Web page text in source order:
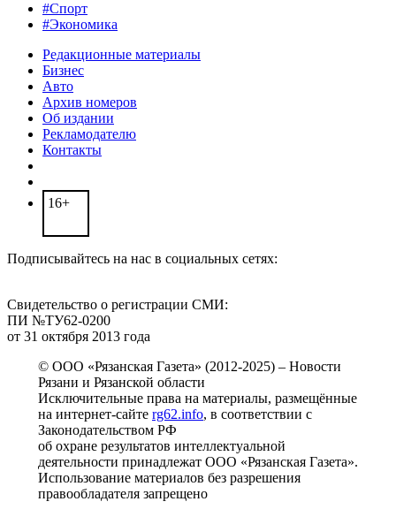
#Спорт
#Экономика
Редакционные материалы
Бизнес
Авто
Архив номеров
Об издании
Рекламодателю
Контакты
16+
Подписывайтесь на нас в социальных сетях:
Свидетельство о регистрации СМИ:
ПИ №ТУ62-0200
от 31 октября 2013 года
© ООО «Рязанская Газета» (2012-2025) – Новости
Рязани и Рязанской области
Исключительные права на материалы, размещённые
на интернет-сайте rg62.info, в соответствии с
Законодательством РФ
об охране результатов интеллектуальной
деятельности принадлежат ООО «Рязанская Газета».
Использование материалов без разрешения
правообладателя запрещено